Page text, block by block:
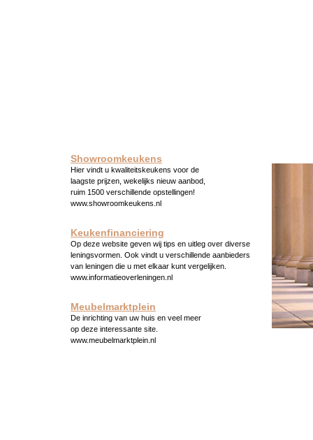
Showroomkeukens
Hier vindt u kwaliteitskeukens voor de
laagste prijzen, wekelijks nieuw aanbod,
ruim 1500 verschillende opstellingen!
www.showroomkeukens.nl
Keukenfinanciering
Op deze website geven wij tips en uitleg over diverse
leningsvormen. Ook vindt u verschillende aanbieders
van leningen die u met elkaar kunt vergelijken.
www.informatieoverleningen.nl
Meubelmarktplein
De inrichting van uw huis en veel meer
op deze interessante site.
www.meubelmarktplein.nl